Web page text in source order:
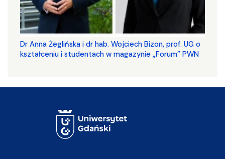
​​​​​​​Dr Anna Żeglińska i dr hab. Wojciech Bizon, prof. UG o
kształceniu i studentach w magazynie „Forum” PWN